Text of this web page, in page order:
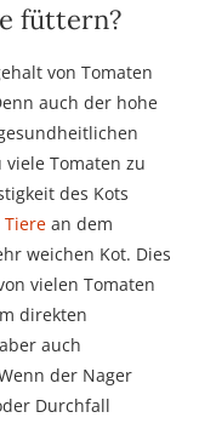
füttern?
von Tomaten
auch der hohe
Tomaten zu
des Kots
Tiere an dem
weichen Kot. Dies
vielen Tomaten
direkten
auch
der Nager
Durchfall